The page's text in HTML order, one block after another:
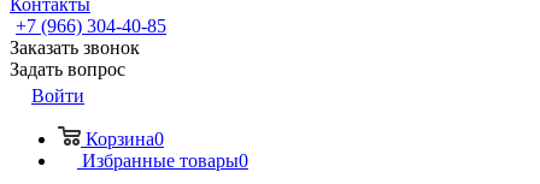
Контакты
+7 (966) 304-40-85
Заказать звонок
Задать вопрос
Войти
Корзина0
Избранные товары0